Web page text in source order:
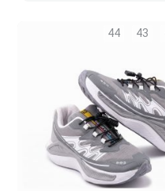
43
44